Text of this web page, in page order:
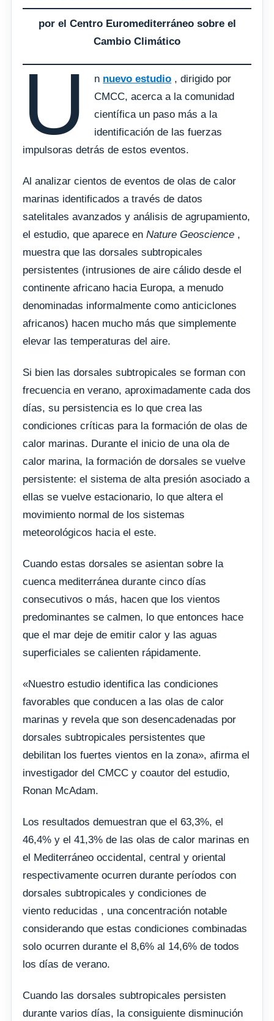
por el Centro Euromediterráneo sobre el
Cambio Climático
U n nuevo estudio , dirigido por
CMCC, acerca a la comunidad
científica un paso más a la
identificación de las fuerzas
impulsoras detrás de estos eventos.
Al analizar cientos de eventos de olas de calor
marinas identificados a través de datos
satelitales avanzados y análisis de agrupamiento,
el estudio, que aparece en Nature Geoscience ,
muestra que las dorsales subtropicales
persistentes (intrusiones de aire cálido desde el
continente africano hacia Europa, a menudo
denominadas informalmente como anticiclones
africanos) hacen mucho más que simplemente
elevar las temperaturas del aire.
Si bien las dorsales subtropicales se forman con
frecuencia en verano, aproximadamente cada dos
días, su persistencia es lo que crea las
condiciones críticas para la formación de olas de
calor marinas. Durante el inicio de una ola de
calor marina, la formación de dorsales se vuelve
persistente: el sistema de alta presión asociado a
ellas se vuelve estacionario, lo que altera el
movimiento normal de los sistemas
meteorológicos hacia el este.
Cuando estas dorsales se asientan sobre la
cuenca mediterránea durante cinco días
consecutivos o más, hacen que los vientos
predominantes se calmen, lo que entonces hace
que el mar deje de emitir calor y las aguas
superficiales se calienten rápidamente.
«Nuestro estudio identifica las condiciones
favorables que conducen a las olas de calor
marinas y revela que son desencadenadas por
dorsales subtropicales persistentes que
debilitan los fuertes vientos en la zona», afirma el
investigador del CMCC y coautor del estudio,
Ronan McAdam.
Los resultados demuestran que el 63,3%, el
46,4% y el 41,3% de las olas de calor marinas en
el Mediterráneo occidental, central y oriental
respectivamente ocurren durante períodos con
dorsales subtropicales y condiciones de
viento reducidas , una concentración notable
considerando que estas condiciones combinadas
solo ocurren durante el 8,6% al 14,6% de todos
los días de verano.
Cuando las dorsales subtropicales persisten
durante varios días, la consiguiente disminución